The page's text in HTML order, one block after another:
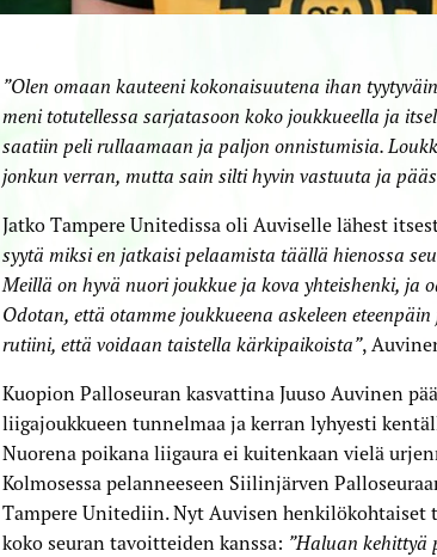
”Olen omaan kauteeni kokonaisuutena ihan
meni totutellessa sarjatasoon koko joukkueella ja
saatiin peli rullaamaan ja paljon onnistumisia.
jonkun verran, mutta sain silti hyvin vastuuta ja
Jatko Tampere Unitedissa oli Auviselle lähest
syytä miksi en jatkaisi pelaamista täällä hienossa
Meillä on hyvä nuori joukkue ja kova yhteishenki, ja
Odotan, että otamme joukkueena askeleen
rutiini, että voidaan taistella kärkipaikoista”,
Kuopion Palloseuran kasvattina Juuso Auvinen
liigajoukkueen tunnelmaa ja kerran lyhyesti
Nuorena poikana liigaura ei kuitenkaan vielä
Kolmosessa pelanneeseen Siilinjärven
Tampere Unitediin. Nyt Auvisen henkilökohtaiset
koko seuran tavoitteiden kanssa: ”Haluan kehittyä